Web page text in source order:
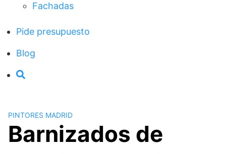
Fachadas
Pide presupuesto
Blog
PINTORES MADRID
Barnizados de